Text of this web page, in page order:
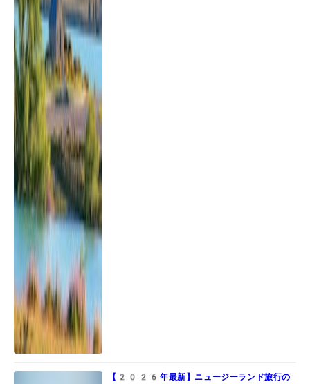
【2026年最新】ニュージーランド旅行の